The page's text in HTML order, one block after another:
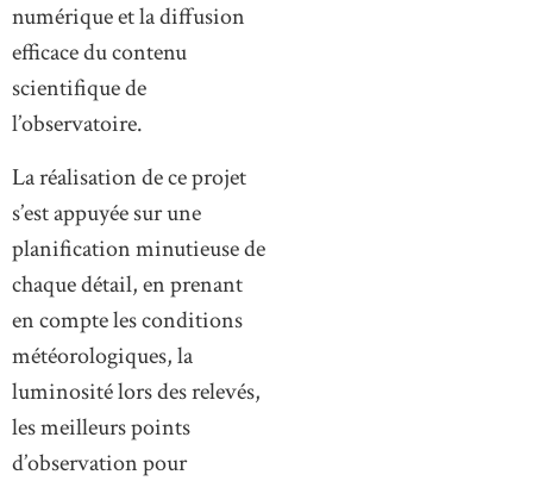
numérique et la diffusion
efficace du contenu
scientifique de
l’observatoire.
La réalisation de ce projet
s’est appuyée sur une
planification minutieuse de
chaque détail, en prenant
en compte les conditions
météorologiques, la
luminosité lors des relevés,
les meilleurs points
d’observation pour